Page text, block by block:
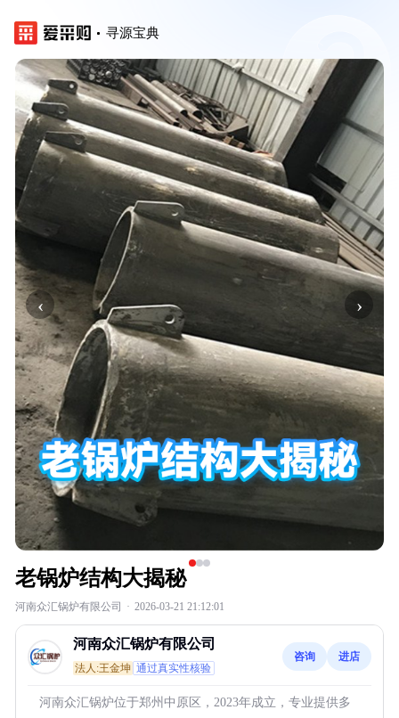
寻源宝典
‹ ›
老锅炉结构大揭秘
河南众汇锅炉有限公司 · 2026-03-21 21:12:01
河南众汇锅炉有限公司
法人:王金坤 通过真实性核验
咨询 进店
河南众汇锅炉位于郑州中原区，2023年成立，专业提供多